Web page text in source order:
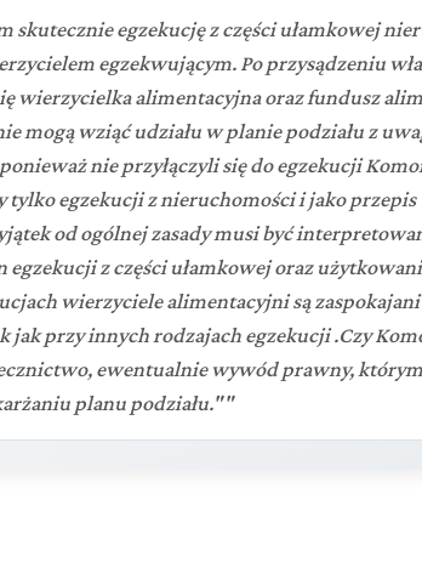
skutecznie egzekucję z części ułamkowej
egzekwującym. Po przysądzeniu
wierzycielka alimentacyjna oraz fundusz
mogą wziąć udziału w planie podziału z
ponieważ nie przyłączyli się do egzekucji
tylko egzekucji z nieruchomości i jako przepis
od ogólnej zasady musi być
egzekucji z części ułamkowej oraz
wierzyciele alimentacyjni są zaspokajani
jak przy innych rodzajach egzekucji .Czy
ewentualnie wywód prawny, którym
planu podziału.""